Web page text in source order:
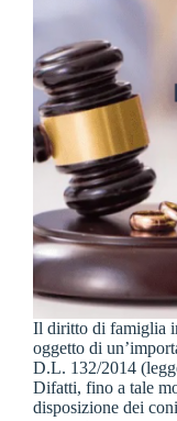
Il diritto di famiglia
oggetto di
D.L. 132/2014
Difatti, fino a tale
disposizione dei